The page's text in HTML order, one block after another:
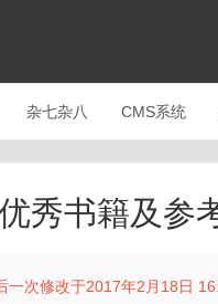
杂七杂八 CMS系统
秀书籍及参
一次修改于2017年2月18日